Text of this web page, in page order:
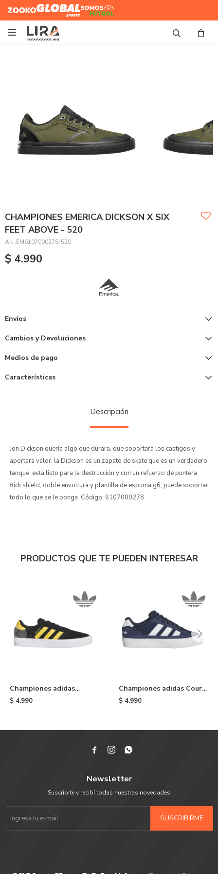
Zooko Global Sports
Somos
Futbol

CHAMPIONES EMERICA DICKSON X SIX
FEET ABOVE - 520
EM6107000278-520
$ 4.990
Envíos
Cambios y Devoluciones
Medios de pago
Características
Descripción
Jon Dickson quería algo que durara, que soportara los castigos y
aportara valor. la Dickson es un zapato de skate que es un verdadero
tanque. está listo para la destrucción y con un refuerzo de puntera
flick shield, doble envoltura y plantilla de espuma g6, puede soportar
todo lo que se le ponga. Código: 6107000278
PRODUCTOS QUE TE PUEDEN INTERESAR
Championes adidas
Busenitz Vulc II - Black
$ 4.990
Championes adidas Court
TNS Premiere - Blue
$ 4.990
  
Newsletter
¡Suscribite y recibí todas nuestras novedades!
SUSCRIBIRME